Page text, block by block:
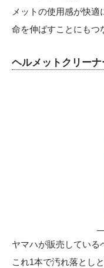
メットの使用感が快
命を伸ばすことにもつ
ヘルメットクリーナ
ヤマハが販売している
これ1本で汚れ落とし